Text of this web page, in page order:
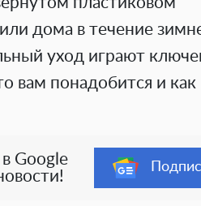
дома в течение
уход играют
вам понадобится и как
Google